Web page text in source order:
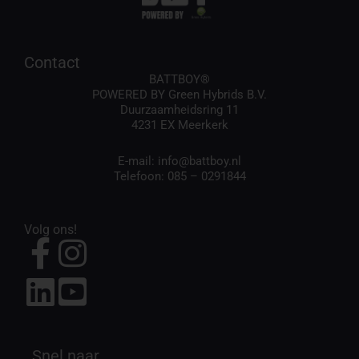
Contact
BATTBOY®
POWERED BY Green Hybrids B.V.
Duurzaamheidsring 11
4231 EX Meerkerk
E-mail: info@battboy.nl
Telefoon: 085 – 0291844
Volg ons!